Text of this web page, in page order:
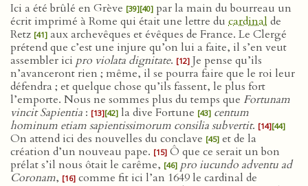
Ici a été brûlé en Grève [39][40] par la main du bourreau un
écrit imprimé à Rome qui était une lettre du cardinal de
Retz [41] aux archevêques et évêques de France. Le Clergé
prétend que c’est une injure qu’on lui a faite, il s’en veut
assembler ici pro violata dignitate. [12] Je pense qu’ils
n’avanceront rien ; même, il se pourra faire que le roi leur
défendra ; et quelque chose qu’ils fassent, le plus fort
l’emporte. Nous ne sommes plus du temps que Fortunam
vincit Sapientia : [13][42] la dive Fortune [43] centum
hominum etiam sapientissimorum consilia subvertit. [14][44]
On attend ici des nouvelles du conclave [45] et de la
création d’un nouveau pape. [15] Ô que ce serait un bon
prélat s’il nous ôtait le carême, [46] pro iucundo adventu ad
Coronam, [16] comme fit ici l’an 1649 le cardinal de